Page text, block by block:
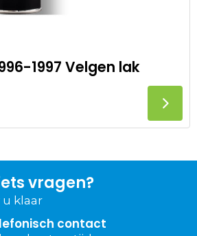
1997 Velgen lak
vragen?
u klaar
contact